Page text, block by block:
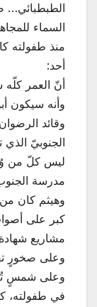
الطبطبائي…
السماء
منذ طفولته
أحد:
أنّ العمر
وأنه سيكون
وقائد
الجنوبيّ الذي
ليس كلّ من
مدرسة
وهيثم كان
كبر على
مشاريع
وعلى صخورٍ
وعلى شمسٍ
في طفولته،